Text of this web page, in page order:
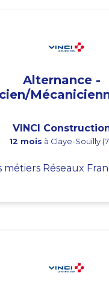
Alternance -
VINCI
12 mois à Claye-Souilly
métiers Réseaux